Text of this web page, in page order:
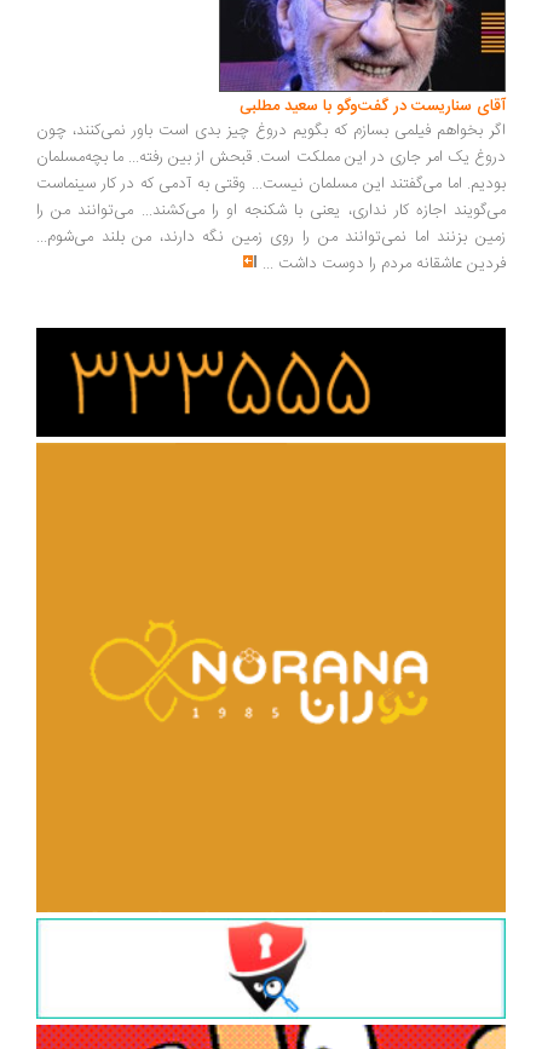
سناریست در گفت‌وگو با سعید مطلبی
بخواهم فیلمی بسازم که بگویم دروغ چیز بدی است باور نمی‌کنند، چون
یک امر جاری در این مملکت است. قبحش از بین رفته... ما بچه‌مسلمان
اما می‌گفتند این مسلمان نیست... وقتی به آدمی که در کار سینماست
اجازه کار نداری، یعنی با شکنجه او را می‌کشند... می‌توانند من را
بزنند اما نمی‌توانند من را روی زمین نگه دارند، من بلند می‌شوم...
عاشقانه مردم را دوست داشت ...